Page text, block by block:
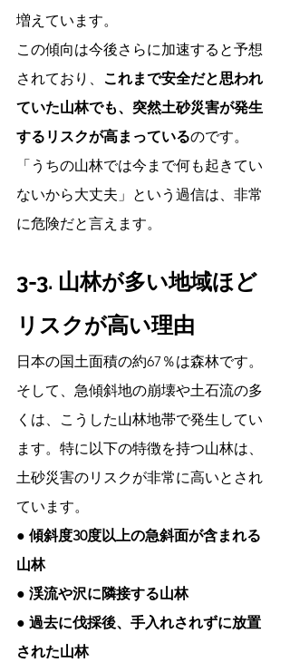
増えています。
この傾向は今後さらに加速すると予想
されており、 これまで安全だと思われ
ていた山林でも、突然土砂災害が発生
するリスクが高まっているのです。
「うちの山林では今まで何も起きてい
ないから大丈夫」という過信は、非常
に危険だと言えます。
3-3. 山林が多い地域ほど
リスクが高い理由
日本の国土面積の約67％は森林です。
そして、急傾斜地の崩壊や土石流の多
くは、こうした山林地帯で発生してい
ます。特に以下の特徴を持つ山林は、
土砂災害のリスクが非常に高いとされ
ています。
● 傾斜度30度以上の急斜面が含まれる
山林
● 渓流や沢に隣接する山林
● 過去に伐採後、手入れされずに放置
された山林